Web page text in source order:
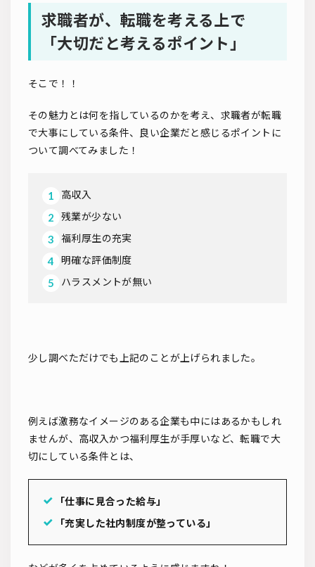
求職者が、転職を考える上で
「大切だと考えるポイント」
そこで！！
その魅力とは何を指しているのかを考え、求職者が転職
で大事にしている条件、良い企業だと感じるポイントに
ついて調べてみました！
高収入
残業が少ない
福利厚生の充実
明確な評価制度
ハラスメントが無い
少し調べただけでも上記のことが上げられました。
例えば激務なイメージのある企業も中にはあるかもしれ
ませんが、高収入かつ福利厚生が手厚いなど、転職で大
切にしている条件とは、
「仕事に見合った給与」
「充実した社内制度が整っている」